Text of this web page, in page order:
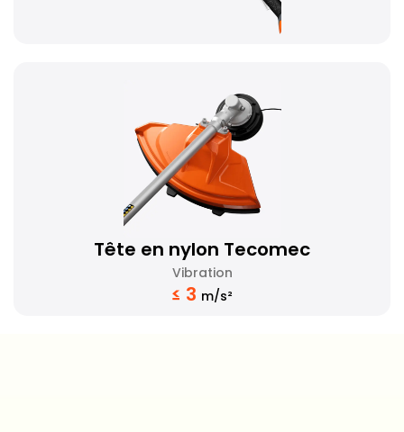
Tête en nylon Tecomec
Vibration
≤ 3 m/s²